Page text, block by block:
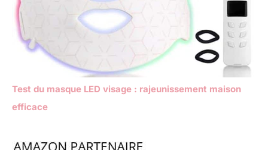
Test du masque LED visage : rajeunissement maison
efficace